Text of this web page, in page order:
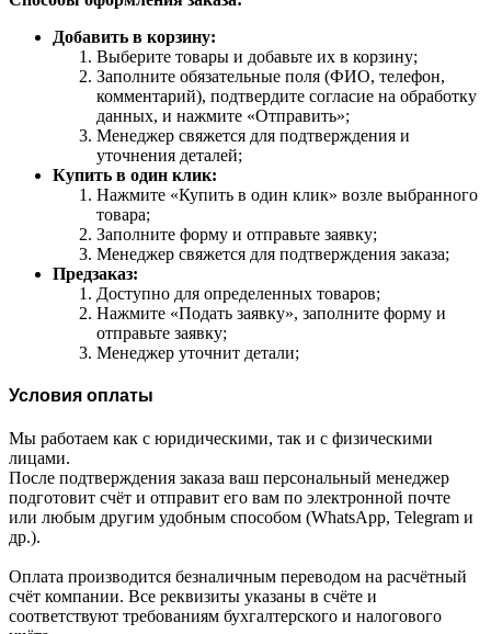
Добавить в корзину:
Выберите товары и добавьте их в корзину;
Заполните обязательные поля (ФИО, телефон,
комментарий), подтвердите согласие на обработку
данных, и нажмите «Отправить»;
Менеджер свяжется для подтверждения и
уточнения деталей;
Купить в один клик:
Нажмите «Купить в один клик» возле выбранного
товара;
Заполните форму и отправьте заявку;
Менеджер свяжется для подтверждения заказа;
Предзаказ:
Доступно для определенных товаров;
Нажмите «Подать заявку», заполните форму и
отправьте заявку;
Менеджер уточнит детали;
Условия оплаты
Мы работаем как с юридическими, так и с физическими
лицами.
После подтверждения заказа ваш персональный менеджер
подготовит счёт и отправит его вам по электронной почте
или любым другим удобным способом (WhatsApp, Telegram и
др.).
Оплата производится безналичным переводом на расчётный
счёт компании. Все реквизиты указаны в счёте и
соответствуют требованиям бухгалтерского и налогового